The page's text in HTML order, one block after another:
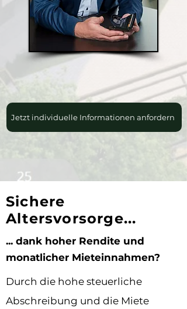
Jetzt individuelle Informationen anfordern
Sichere
Altersvorsorge...
... dank hoher Rendite und
monatlicher Mieteinnahmen?
Durch die hohe steuerliche
Abschreibung und die Miete